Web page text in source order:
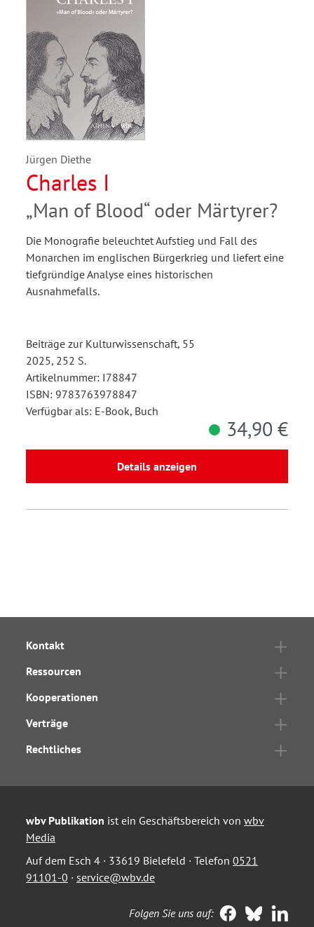
Jürgen Diethe
Charles I
„Man of Blood“ oder Märtyrer?
Die Monografie beleuchtet Aufstieg und Fall des
Monarchen im englischen Bürgerkrieg und liefert eine
tiefgründige Analyse eines historischen
Ausnahmefalls.
Beiträge zur Kulturwissenschaft, 55
2025, 252 S.
Artikelnummer: I78847
ISBN: 9783763978847
Verfügbar als: E-Book, Buch
34,90 €
Details anzeigen
Kontakt
Ressourcen
Kooperationen
Verträge
Rechtliches
wbv Publikation ist ein Geschäftsbereich von wbv
Media
Auf dem Esch 4 · 33619 Bielefeld · Telefon 0521
91101-0 · service@wbv.de
Folgen Sie uns auf: